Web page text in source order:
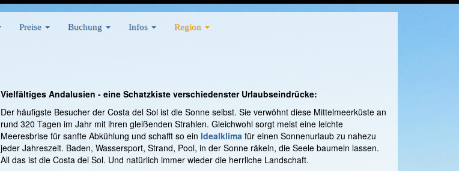
Preise Buchung Infos Region
Vielfältiges Andalusien - eine Schatzkiste verschiedenster Urlaubseindrücke:
Der häufigste Besucher der Costa del Sol ist die Sonne selbst. Sie verwöhnt diese Mittelmeerküste an
rund 320 Tagen im Jahr mit ihren gleißenden Strahlen. Gleichwohl sorgt meist eine leichte
Meeresbrise für sanfte Abkühlung und schafft so ein Idealklima für einen Sonnenurlaub zu nahezu
jeder Jahreszeit. Baden, Wassersport, Strand, Pool, in der Sonne räkeln, die Seele baumeln lassen.
All das ist die Costa del Sol. Und natürlich immer wieder die herrliche Landschaft.